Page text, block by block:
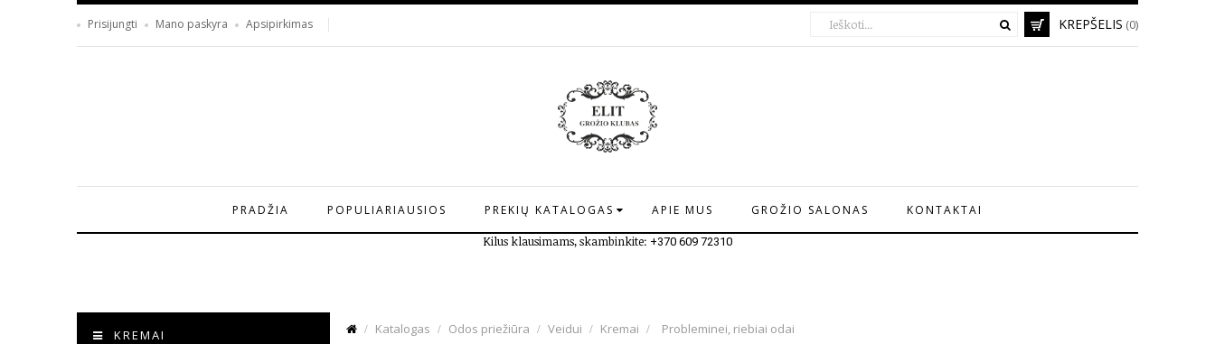
Prisijungti Mano paskyra Apsipirkimas KREPŠELIS (0)
PRADŽIA POPULIARIAUSIOS PREKIŲ KATALOGAS APIE MUS GROŽIO SALONAS KONTAKTAI
Kilus klausimams, skambinkite: +370 609 72310
KREMAI Katalogas Odos priežiūra Veidui Kremai Probleminei, riebiai odai